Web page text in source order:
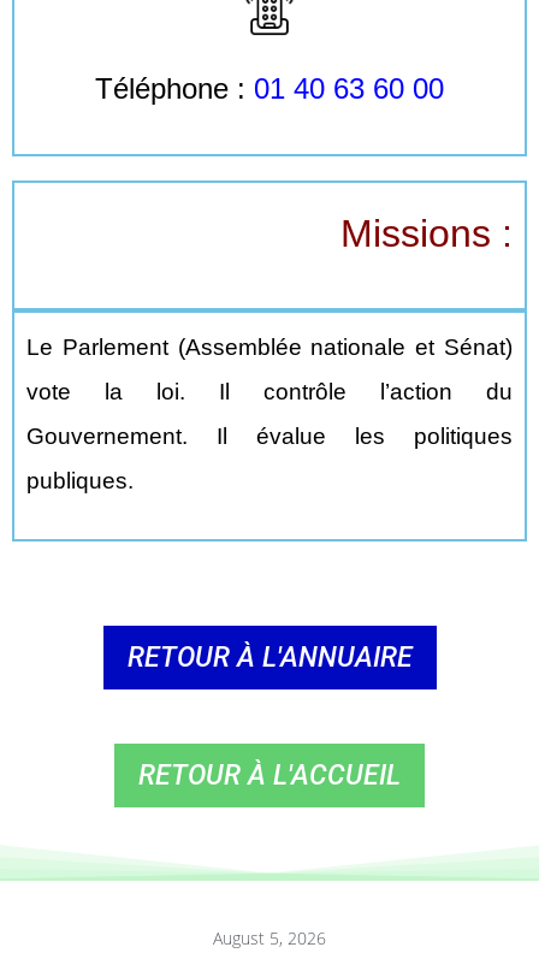
Téléphone : 01 40 63 60 00
Missions :
Le Parlement (Assemblée nationale et Sénat)
vote la loi. Il contrôle l’action du
Gouvernement. Il évalue les politiques
publiques.
RETOUR À L'ANNUAIRE
RETOUR À L'ACCUEIL
August 5, 2026